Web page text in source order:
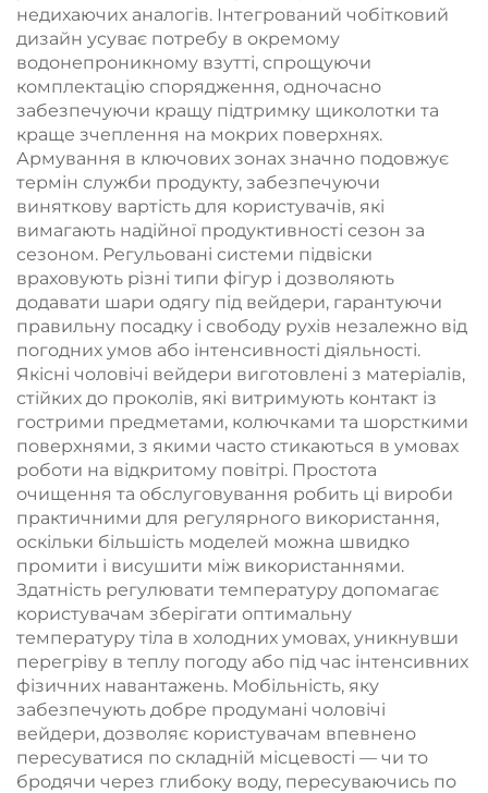
недихаючих аналогів. Інтегрований чобітковий
дизайн усуває потребу в окремому
водонепроникному взутті, спрощуючи
комплектацію спорядження, одночасно
забезпечуючи кращу підтримку щиколотки та
краще зчеплення на мокрих поверхнях.
Армування в ключових зонах значно подовжує
термін служби продукту, забезпечуючи
виняткову вартість для користувачів, які
вимагають надійної продуктивності сезон за
сезоном. Регульовані системи підвіски
враховують різні типи фігур і дозволяють
додавати шари одягу під вейдери, гарантуючи
правильну посадку і свободу рухів незалежно від
погодних умов або інтенсивності діяльності.
Якісні чоловічі вейдери виготовлені з матеріалів,
стійких до проколів, які витримують контакт із
гострими предметами, колючками та шорсткими
поверхнями, з якими часто стикаються в умовах
роботи на відкритому повітрі. Простота
очищення та обслуговування робить ці вироби
практичними для регулярного використання,
оскільки більшість моделей можна швидко
промити і висушити між використаннями.
Здатність регулювати температуру допомагає
користувачам зберігати оптимальну
температуру тіла в холодних умовах, уникнувши
перегріву в теплу погоду або під час інтенсивних
фізичних навантажень. Мобільність, яку
забезпечують добре продумані чоловічі
вейдери, дозволяє користувачам впевнено
пересуватися по складній місцевості — чи то
бродячи через глибоку воду, пересуваючись по